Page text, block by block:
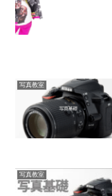
写真教室
写真教室